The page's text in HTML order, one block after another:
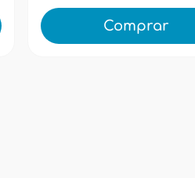
Comprar